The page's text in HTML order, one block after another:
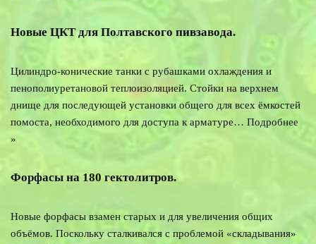
Новые ЦКТ для Полтавского пивзавода.
Цилиндро-конические танки с рубашками охлаждения и
пенополиуретановой теплоизоляцией. Стойки на верхнем
днище для последующей установки общего для всех ёмкостей
помоста, необходимого для доступа к арматуре… Подробнее
»
Форфасы на 180 гектолитров.
Новые форфасы взамен старых и для увеличения общих
объёмов. Поскольку сталкивался с проблемой «складывания»